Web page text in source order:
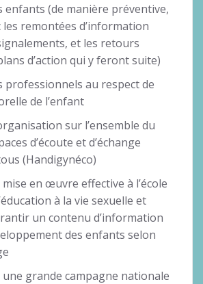
enfants (de manière préventive,
les remontées d’information
et les retours
d’action qui y feront suite)
professionnels au respect de
de l’enfant
sur l’ensemble du
d’écoute et d’échange
(Handigynéco)
en œuvre effective à l’école
à la vie sexuelle et
un contenu d’information
des enfants selon
grande campagne nationale